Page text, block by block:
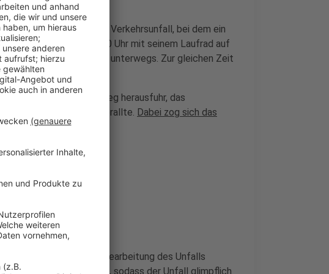
zu einem Verkehrsunfall, bei dem ein
Junge war gegen 17:00 Uhr mit seinem Laufrad auf
und dem "Felsenweg" unterwegs. Zur gleichen Zeit
aus dem Stichweg herausfuhr, das
Heck des Fahrzeugs prallte. Dabei zog sich das
und die weitere Bearbeitung des Unfalls
leichten Verletzungen, sodass der Unfall glimpflich